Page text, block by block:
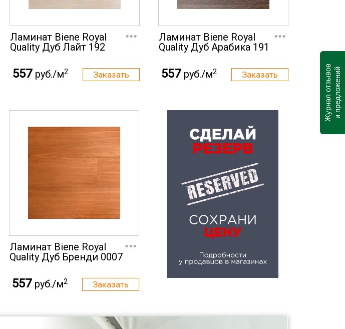
Ламинат Biene Royal
Quality Дуб Лайт 192
...
557 руб./м2
Ламинат Biene Royal
Quality Дуб Арабика 191
...
557 руб./м2
Ламинат Biene Royal
Quality Дуб Бренди 0007
...
557 руб./м2
Журнал отзывови предложений